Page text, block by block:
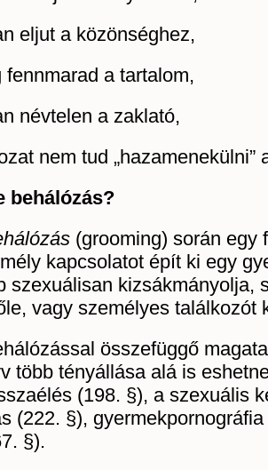
a közönséghez,
a tartalom,
a zaklató,
nem tud „hazamenekülni”
behálózás?
(grooming) során egy
kapcsolatot épít ki egy
szexuálisan kizsákmányolja,
vagy személyes találkozót
összefüggő
több tényállása alá is
(198. §), a szexuális
(222. §),
§).